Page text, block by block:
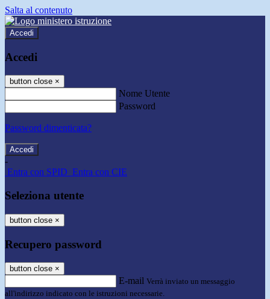
Salta al contenuto
Accedi
Accedi
button close ×
Nome Utente
Password
Password dimenticata?
-
Entra con SPID Entra con CIE
Seleziona utente
button close ×
Recupero password
button close ×
E-mail Verrà inviato un messaggio
all'indirizzo indicato con le istruzioni necessarie.